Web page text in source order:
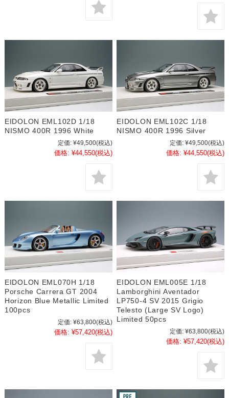
EIDOLON EML102D 1/18
NISMO 400R 1996 White
定価: ¥49,500(税込)
価格: ¥44,550(税込)
EIDOLON EML102C 1/18
NISMO 400R 1996 Silver
定価: ¥49,500(税込)
価格: ¥44,550(税込)
EIDOLON EML070H 1/18
Porsche Carrera GT 2004
Horizon Blue Metallic Limited
100pcs
定価: ¥63,800(税込)
価格: ¥57,420(税込)
EIDOLON EML005E 1/18
Lamborghini Aventador
LP750-4 SV 2015 Grigio
Telesto (Large SV Logo)
Limited 50pcs
定価: ¥63,800(税込)
価格: ¥57,420(税込)